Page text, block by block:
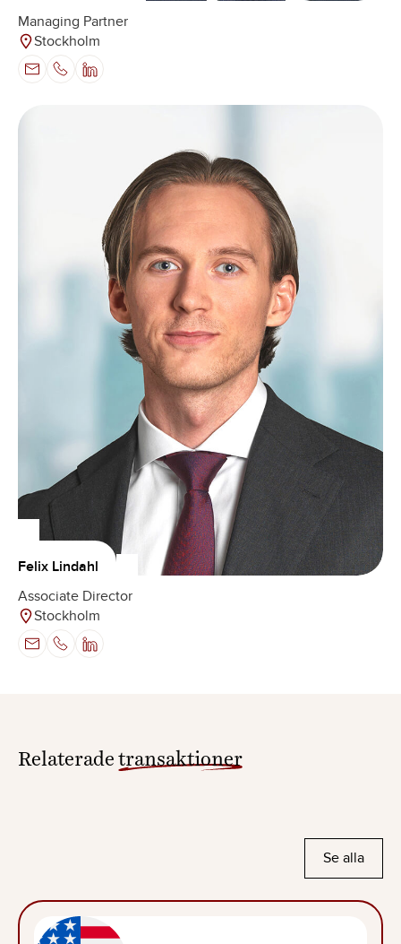
Managing Partner
Stockholm
Felix Lindahl
Associate Director
Stockholm
Relaterade transaktioner
Se alla